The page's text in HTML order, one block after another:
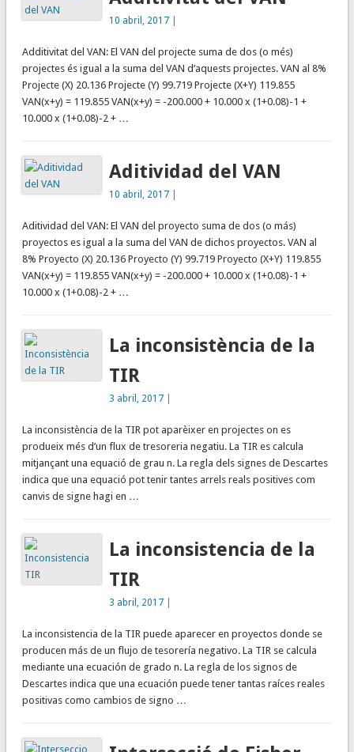
10 abril, 2017
Additivitat del VAN: El VAN del projecte suma de dos (o més)
projectes és igual a la suma del VAN d’aquests projectes. VAN al 8%
Projecte (X) 20.136 Projecte (Y) 99.719 Projecte (X+Y) 119.855
VAN(x+y) = 119.855 VAN(x+y) = -200.000 + 10.000 x (1+0.08)-1 +
10.000 x (1+0.08)-2 + …
Aditividad del VAN
10 abril, 2017
Aditividad del VAN: El VAN del proyecto suma de dos (o más)
proyectos es igual a la suma del VAN de dichos proyectos. VAN al
8% Proyecto (X) 20.136 Proyecto (Y) 99.719 Proyecto (X+Y) 119.855
VAN(x+y) = 119.855 VAN(x+y) = -200.000 + 10.000 x (1+0.08)-1 +
10.000 x (1+0.08)-2 + …
La inconsistència de la
TIR
3 abril, 2017
La inconsistència de la TIR pot aparèixer en projectes on es
produeix més d’un flux de tresoreria negatiu. La TIR es calcula
mitjançant una equació de grau n. La regla dels signes de Descartes
indica que una equació pot tenir tantes arrels reals positives com
canvis de signe hagi en …
La inconsistencia de la
TIR
3 abril, 2017
La inconsistencia de la TIR puede aparecer en proyectos donde se
producen más de un flujo de tesorería negativo. La TIR se calcula
mediante una ecuación de grado n. La regla de los signos de
Descartes indica que una ecuación puede tener tantas raíces reales
positivas como cambios de signo …